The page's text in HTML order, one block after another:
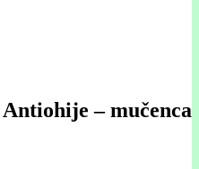
– mučenca